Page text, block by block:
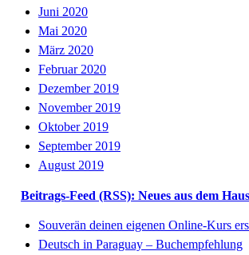
Juni 2020
Mai 2020
März 2020
Februar 2020
Dezember 2019
November 2019
Oktober 2019
September 2019
August 2019
Beitrags-Feed (RSS): Neues aus dem
Souverän deinen eigenen Online-Kurs
Deutsch in Paraguay – Buchempfehlung